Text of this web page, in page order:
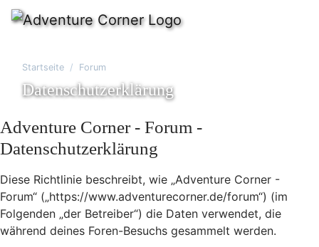
Startseite Forum
Datenschutzerklärung
Adventure Corner - Forum -
Datenschutzerklärung
Diese Richtlinie beschreibt, wie „Adventure Corner -
Forum“ („https://www.adventurecorner.de/forum“) (im
Folgenden „der Betreiber“) die Daten verwendet, die
während deines Foren-Besuchs gesammelt werden.